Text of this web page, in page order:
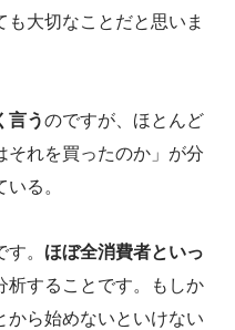
大切なことだと思いま
言うのですが、ほとんど
それを買ったのか」が分
る。
。 ほぼ全消費者といっ
析することです。もしか
から始めないといけない